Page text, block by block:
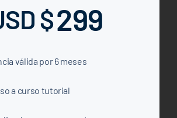
$299
válida por 6 meses
a curso tutorial